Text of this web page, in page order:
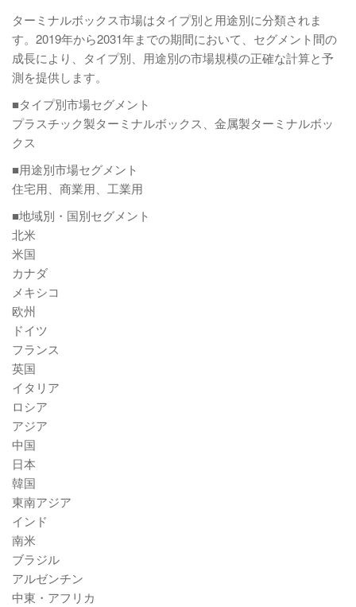
ターミナルボックス市場はタイプ別と用途別に分類されま
す。2019年から2031年までの期間において、セグメント間の
成長により、タイプ別、用途別の市場規模の正確な計算と予
測を提供します。
■タイプ別市場セグメント
プラスチック製ターミナルボックス、金属製ターミナルボッ
クス
■用途別市場セグメント
住宅用、商業用、工業用
■地域別・国別セグメント
北米
米国
カナダ
メキシコ
欧州
ドイツ
フランス
英国
イタリア
ロシア
アジア
中国
日本
韓国
東南アジア
インド
南米
ブラジル
アルゼンチン
中東・アフリカ